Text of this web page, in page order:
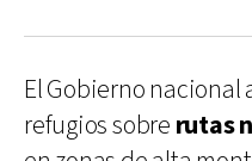
El Gobierno
refugios sobre rutas